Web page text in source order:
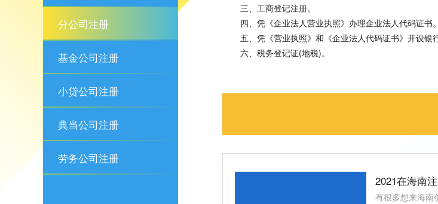
分公司注册
基金公司注册
小贷公司注册
典当公司注册
劳务公司注册
三、工商登记注册。
四、凭《企业法人营业执照》办理企业法人代码证书。
五、凭《营业执照》和《企业法人代码证书》开设银
六、税务登记证(地税)。
2021在海南
有很多想来海南